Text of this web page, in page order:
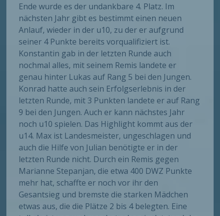
Ende wurde es der undankbare 4. Platz. Im
nächsten Jahr gibt es bestimmt einen neuen
Anlauf, wieder in der u10, zu der er aufgrund
seiner 4 Punkte bereits vorqualifiziert ist.
Konstantin gab in der letzten Runde auch
nochmal alles, mit seinem Remis landete er
genau hinter Lukas auf Rang 5 bei den Jungen.
Konrad hatte auch sein Erfolgserlebnis in der
letzten Runde, mit 3 Punkten landete er auf Rang
9 bei den Jungen. Auch er kann nächstes Jahr
noch u10 spielen. Das Highlight kommt aus der
u14. Max ist Landesmeister, ungeschlagen und
auch die Hilfe von Julian benötigte er in der
letzten Runde nicht. Durch ein Remis gegen
Marianne Stepanjan, die etwa 400 DWZ Punkte
mehr hat, schaffte er noch vor ihr den
Gesantsieg und bremste die starken Mädchen
etwas aus, die die Plätze 2 bis 4 belegten. Eine